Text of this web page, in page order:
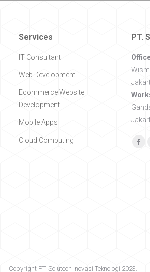
Services
IT Consultant
Web Development
Ecommerce Website
Development
Mobile Apps
Cloud Computing
PT.
Find
Copyright PT. Solutech Inovasi Teknologi 2023.